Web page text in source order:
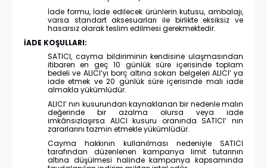
İade formu, İade edilecek ürünlerin kutusu, ambalajı,
varsa standart aksesuarları ile birlikte eksiksiz ve
hasarsız olarak teslim edilmesi gerekmektedir.
İADE KOŞULLARI:
SATICI, cayma bildiriminin kendisine ulaşmasından
itibaren en geç 10 günlük süre içerisinde toplam
bedeli ve ALICI’yı borç altına sokan belgeleri ALICI’ ya
iade etmek ve 20 günlük süre içerisinde malı iade
almakla yükümlüdür.
ALICI’ nın kusurundan kaynaklanan bir nedenle malın
değerinde bir azalma olursa veya iade
imkânsızlaşırsa ALICI kusuru oranında SATICI’ nın
zararlarını tazmin etmekle yükümlüdür.
Cayma hakkının kullanılması nedeniyle SATICI
tarafından düzenlenen kampanya limit tutarının
altına düşülmesi halinde kampanya kapsamında